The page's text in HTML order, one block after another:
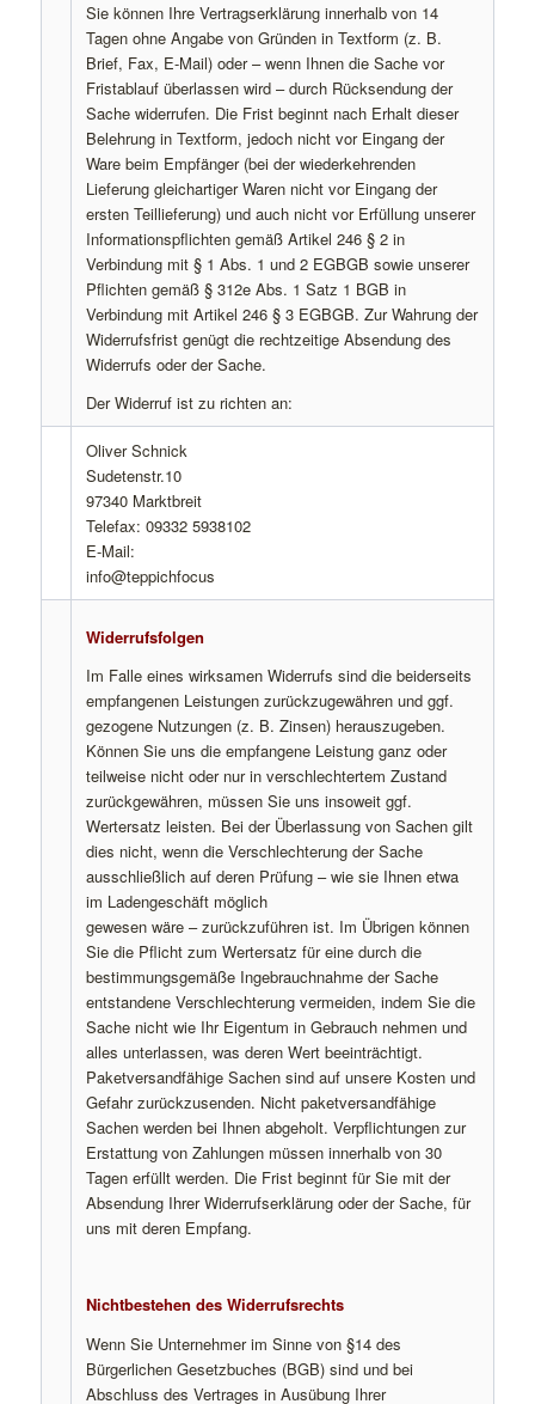
Sie können Ihre Vertragserklärung innerhalb von 14
Tagen ohne Angabe von Gründen in Textform (z. B.
Brief, Fax, E-Mail) oder – wenn Ihnen die Sache vor
Fristablauf überlassen wird – durch Rücksendung der
Sache widerrufen. Die Frist beginnt nach Erhalt dieser
Belehrung in Textform, jedoch nicht vor Eingang der
Ware beim Empfänger (bei der wiederkehrenden
Lieferung gleichartiger Waren nicht vor Eingang der
ersten Teillieferung) und auch nicht vor Erfüllung unserer
Informationspflichten gemäß Artikel 246 § 2 in
Verbindung mit § 1 Abs. 1 und 2 EGBGB sowie unserer
Pflichten gemäß § 312e Abs. 1 Satz 1 BGB in
Verbindung mit Artikel 246 § 3 EGBGB. Zur Wahrung der
Widerrufsfrist genügt die rechtzeitige Absendung des
Widerrufs oder der Sache.
Der Widerruf ist zu richten an:
Oliver Schnick
Sudetenstr.10
97340 Marktbreit
Telefax: 09332 5938102
E-Mail:
info@teppichfocus
Widerrufsfolgen
Im Falle eines wirksamen Widerrufs sind die beiderseits
empfangenen Leistungen zurückzugewähren und ggf.
gezogene Nutzungen (z. B. Zinsen) herauszugeben.
Können Sie uns die empfangene Leistung ganz oder
teilweise nicht oder nur in verschlechtertem Zustand
zurückgewähren, müssen Sie uns insoweit ggf.
Wertersatz leisten. Bei der Überlassung von Sachen gilt
dies nicht, wenn die Verschlechterung der Sache
ausschließlich auf deren Prüfung – wie sie Ihnen etwa
im Ladengeschäft möglich
gewesen wäre – zurückzuführen ist. Im Übrigen können
Sie die Pflicht zum Wertersatz für eine durch die
bestimmungsgemäße Ingebrauchnahme der Sache
entstandene Verschlechterung vermeiden, indem Sie die
Sache nicht wie Ihr Eigentum in Gebrauch nehmen und
alles unterlassen, was deren Wert beeinträchtigt.
Paketversandfähige Sachen sind auf unsere Kosten und
Gefahr zurückzusenden. Nicht paketversandfähige
Sachen werden bei Ihnen abgeholt. Verpflichtungen zur
Erstattung von Zahlungen müssen innerhalb von 30
Tagen erfüllt werden. Die Frist beginnt für Sie mit der
Absendung Ihrer Widerrufserklärung oder der Sache, für
uns mit deren Empfang.
Nichtbestehen des Widerrufsrechts
Wenn Sie Unternehmer im Sinne von §14 des
Bürgerlichen Gesetzbuches (BGB) sind und bei
Abschluss des Vertrages in Ausübung Ihrer